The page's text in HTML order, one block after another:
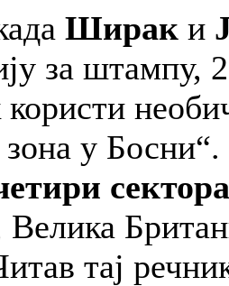
Ширак и
за штампу,
зона у Босни“.
тај